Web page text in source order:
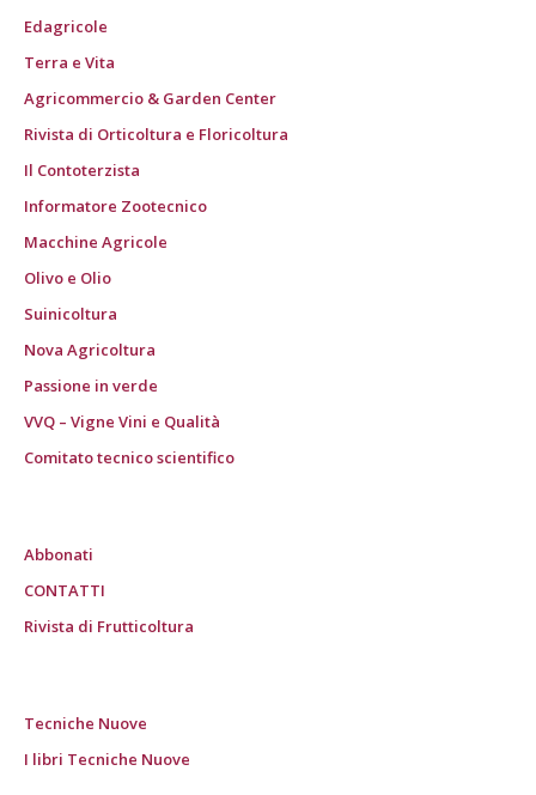
Edagricole
Terra e Vita
Agricommercio & Garden Center
Rivista di Orticoltura e Floricoltura
Il Contoterzista
Informatore Zootecnico
Macchine Agricole
Olivo e Olio
Suinicoltura
Nova Agricoltura
Passione in verde
VVQ – Vigne Vini e Qualità
Comitato tecnico scientifico
Abbonati
CONTATTI
Rivista di Frutticoltura
Tecniche Nuove
I libri Tecniche Nuove